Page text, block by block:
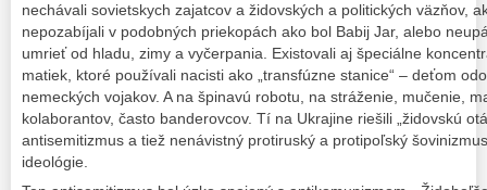
nechávali sovietskych zajatcov a židovských a politických väzňov,
nepozabíjali v podobných priekopách ako bol Babij Jar, alebo
umrieť od hladu, zimy a vyčerpania. Existovali aj špeciálne
matiek, ktoré používali nacisti ako „transfúzne stanice“ – deťom
nemeckých vojakov. A na špinavú robotu, na stráženie, mučenie,
kolaborantov, často banderovcov. Tí na Ukrajine riešili „židovskú
antisemitizmus a tiež nenávistný protiruský a protipoľský
ideológie.